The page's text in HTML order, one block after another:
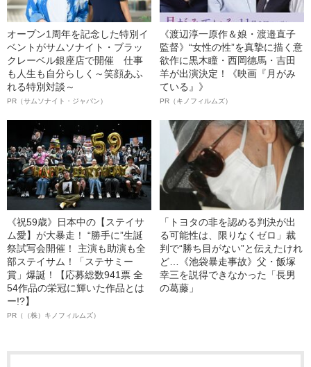
オープン1周年を記念した特別イ
ベントがサムソナイト・ブラッ
クレーベル銀座店で開催 仕事
も人生も自分らしく～笑顔あふ
れる特別対談～
PR（サムソナイト・ジャパン）
《渡辺淳一原作＆娘・渡邉直子
監督》“女性の性”を真摯に描く意
欲作に黒木瞳・西岡德馬・吉田
羊が出演決定！《映画『月がみ
ている』》
PR（キノフィルムズ）
《祝59歳》日本中の【ステイサ
ム愛】が大暴走！ “勝手に”生誕
祭試写会開催！ 主演も助演も全
部ステイサム！「ステサミー
賞」爆誕！【応募総数941票 全
54作品の栄冠に輝いた作品とは
ー!?】
PR（（株）キノフィルムズ）
「トヨタの非を認める判決が出
る可能性は、限りなくゼロ」裁
判で“勝ち目がない”と伝えたけれ
ど…《池袋暴走事故》父・飯塚
幸三を説得できなかった「長男
の葛藤」